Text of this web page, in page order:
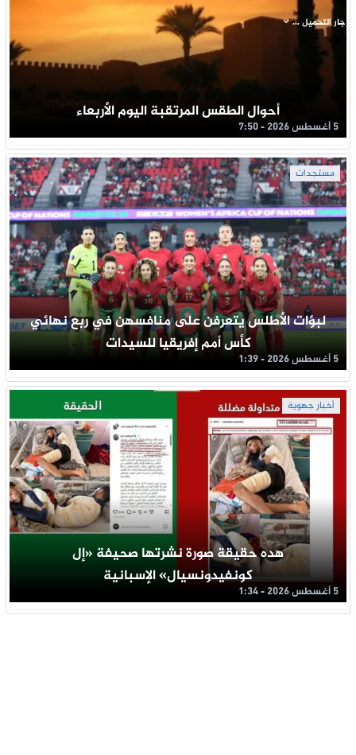
أحوال الطقس المرتقبة اليوم الأربعاء
5 أغسطس 2026 - 7:50
مستجدات
لبؤات الأطلس يتعرفن على منافسهن في ربع نهائي
كأس أمم إفريقيا للسيدات
5 أغسطس 2026 - 1:39
أخبار جهوية
هده حقيقة صورة نشرتها صحيفة «إل
كونفيدونسيال» الإسبانية
5 أغسطس 2026 - 1:34
جار التحميل ...